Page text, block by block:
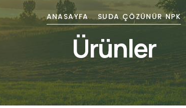
ANASAYFA SUDA ÇÖZÜNÜR NPK
Ürünler